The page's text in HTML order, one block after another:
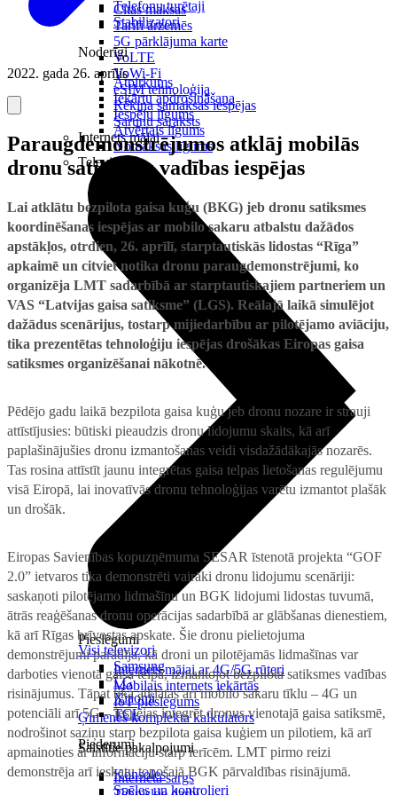
Citas maksas
Tarifi ārzemēs
5G pārklājuma karte
VoLTE
VoWi-Fi
eSIM tehnoloģija
Rēķina samaksas iespējas
Sarunu saraksts
Internets mājai
Pieslēgumi
Internets mājai ar 4G/5G rūteri
Mobilais internets iekārtās
IoT pieslēgums
Ģimenes komplekta kalkulators
Saistītie pakalpojumi
Interneta sargs
Telefonu turētaji
Stabilizatori
Noderīgi
Atpirkums
Iekārtu apdrošināšana
Iespēju līgums
Atvērtais līgums
Nomaksas līgums
Televizori
Visi televizori
Samsung
LG
Xiaomi
TCL
Piederumi
Konsoles
Spēles un kontrolieri
2022. gada 26. aprīlis
Paraugdemonstrējumos atklāj mobilās
dronu satiksmes vadības iespējas
Lai atklātu bezpilota gaisa kuģu (BKG) jeb dronu satiksmes
koordinēšanas iespējas ar mobilo sakaru atbalstu dažādos
apstākļos, otrdien, 26. aprīlī, starptautiskās lidostas “Rīga”
apkaimē un citviet notika dronu paraugdemonstrējumi, ko
organizēja LMT sadarbībā ar starptautiskajiem partneriem un
VAS “Latvijas gaisa satiksme” (LGS). Reālajā laikā simulējot
dažādus scenārijus, tostarp mijiedarbību ar pilotējamo aviāciju,
tika prezentētas tehnoloģiju iespējas drošākas Eiropas gaisa
satiksmes organizēšanai nākotnē.
Pēdējo gadu laikā bezpilota gaisa kuģu jeb dronu nozare ir strauji
attīstījusies: būtiski pieaudzis dronu lidojumu skaits, kā arī
paplašinājušies dronu izmantošanas veidi visdažādākajās nozarēs.
Tas rosina attīstīt jaunu integrētas gaisa telpas lietošanas regulējumu
visā Eiropā, lai inovatīvās dronu tehnoloģijas varētu izmantot plašāk
un drošāk.
Eiropas Savienības kopuzņēmuma SESAR īstenotā projekta “GOF
2.0” ietvaros tika demonstrēti vairāki dronu lidojumu scenāriji:
saskaņoti pilotējamo lidmašīnu un BGK lidojumi lidostas tuvumā,
ātrās reaģēšanas dronu operācijas sadarbībā ar glābšanas dienestiem,
kā arī Rīgas brīvostas apskate. Šie dronu pielietojuma
demonstrējumi parādīja, kā droni un pilotējamās lidmašīnas var
darboties vienotā gaisa telpā, izmantojot bezpilota satiksmes vadības
risinājumus. Tāpat tika atklātas arī mobilo sakaru tīklu – 4G un
potenciāli arī 5G – iespējas integrēt dronus vienotajā gaisa satiksmē,
nodrošinot saziņu starp bezpilota gaisa kuģiem un pilotiem, kā arī
apmainoties ar informāciju starp ierīcēm. LMT pirmo reizi
demonstrēja arī ieskatu topošajā BGK pārvaldības risinājumā.